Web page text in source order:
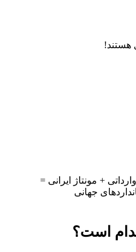
هستند!
+ مونتاژ ایرانی =
جهانی
است؟